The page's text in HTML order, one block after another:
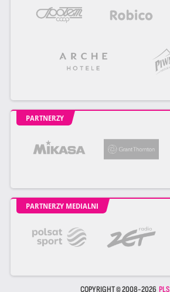
PARTNERZY
PARTNERZY MEDIALNI
COPYRIGHT © 2008-2026